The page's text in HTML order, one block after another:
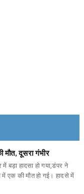
मौत, दूसरा गंभीर
बड़ा हादसा हो गया,डंपर ने
में एक की मौत हो गई। हादसे में